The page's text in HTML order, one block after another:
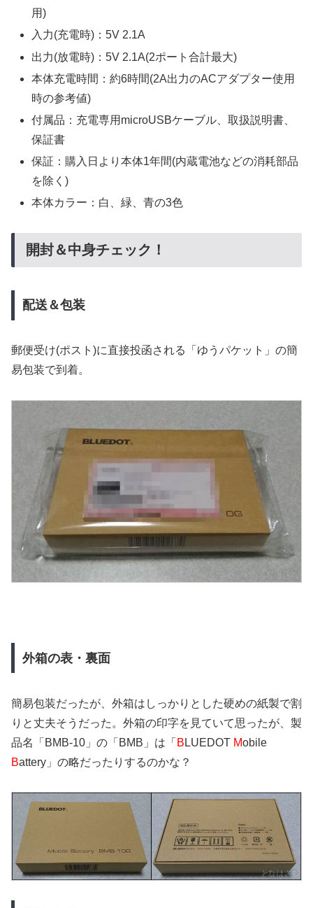
用)
入力(充電時)：5V 2.1A
出力(放電時)：5V 2.1A(2ポート合計最大)
本体充電時間：約6時間(2A出力のACアダプター使用
時の参考値)
付属品：充電専用microUSBケーブル、取扱説明書、
保証書
保証：購入日より本体1年間(内蔵電池などの消耗部品
を除く)
本体カラー：白、緑、青の3色
開封＆中身チェック！
配送＆包装
郵便受け(ポスト)に直接投函される「ゆうパケット」の簡
易包装で到着。
外箱の表・裏面
簡易包装だったが、外箱はしっかりとした硬めの紙製で割
りと丈夫そうだった。外箱の印字を見ていて思ったが、製
品名「BMB-10」の「BMB」は「 B LUEDOT Mobile
Battery」の略だったりするのかな？